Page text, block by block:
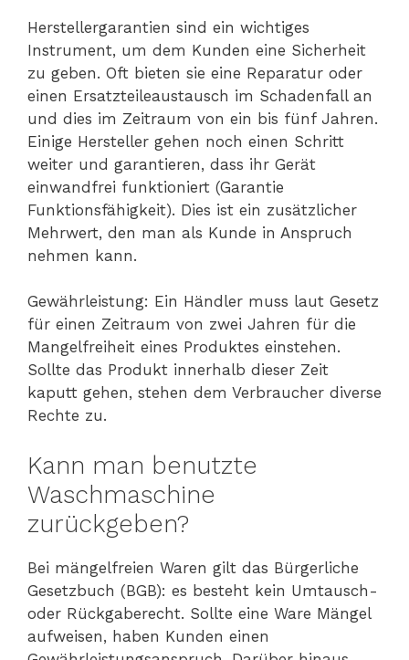
Herstellergarantien sind ein wichtiges
Instrument, um dem Kunden eine Sicherheit
zu geben. Oft bieten sie eine Reparatur oder
einen Ersatzteileaustausch im Schadenfall an
und dies im Zeitraum von ein bis fünf Jahren.
Einige Hersteller gehen noch einen Schritt
weiter und garantieren, dass ihr Gerät
einwandfrei funktioniert (Garantie
Funktionsfähigkeit). Dies ist ein zusätzlicher
Mehrwert, den man als Kunde in Anspruch
nehmen kann.
Gewährleistung: Ein Händler muss laut Gesetz
für einen Zeitraum von zwei Jahren für die
Mangelfreiheit eines Produktes einstehen.
Sollte das Produkt innerhalb dieser Zeit
kaputt gehen, stehen dem Verbraucher diverse
Rechte zu.
Kann man benutzte
Waschmaschine
zurückgeben?
Bei mängelfreien Waren gilt das Bürgerliche
Gesetzbuch (BGB): es besteht kein Umtausch-
oder Rückgaberecht. Sollte eine Ware Mängel
aufweisen, haben Kunden einen